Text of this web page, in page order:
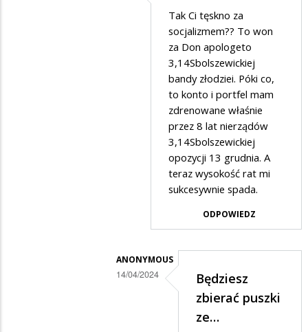
Tak Ci tęskno za
socjalizmem?? To won
za Don apologeto
3,14Sbolszewickiej
bandy złodziei. Póki co,
to konto i portfel mam
zdrenowane właśnie
przez 8 lat nierządów
3,14Sbolszewickiej
opozycji 13 grudnia. A
teraz wysokość rat mi
sukcesywnie spada.
ODPOWIEDZ
ANONYMOUS
14/04/2024
Będziesz
zbierać puszki
ze…